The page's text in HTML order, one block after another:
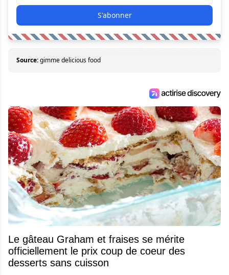
S'abonner
Source:gimme delicious food
Le gâteau Graham et fraises se mérite
officiellement le prix coup de coeur des
desserts sans cuisson